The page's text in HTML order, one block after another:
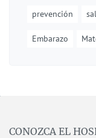
prevención
Embarazo
CONOZCA EL